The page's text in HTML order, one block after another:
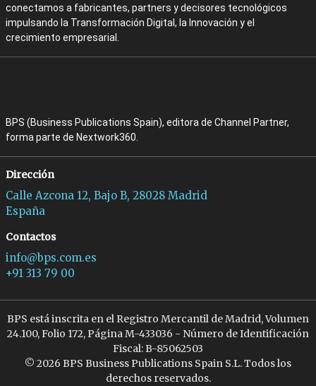
conectamos a fabricantes, partners y decisores tecnológicos
impulsando la Transformación Digital, la Innovación y el
crecimiento empresarial.
BPS (Business Publications Spain), editora de Channel Partner,
forma parte de Nextwork360.
Dirección
Calle Azcona 12, Bajo B, 28028 Madrid
España
Contactos
info@bps.com.es
+91 313 79 00
BPS está inscrita en el Registro Mercantil de Madrid, Volumen
24.100, Folio 172, Página M-433036 - Número de Identificación
Fiscal: B-85062503
© 2026 BPS Business Publications Spain S.L. Todos los
derechos reservados.